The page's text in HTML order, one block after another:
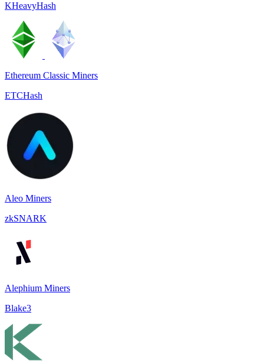
KHeavyHash
Ethereum Classic Miners
ETCHash
Aleo Miners
zkSNARK
Alephium Miners
Blake3